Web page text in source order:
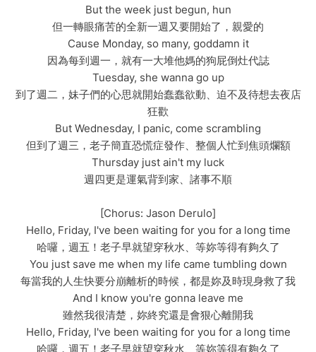
But the week just begun, hun
但一轉眼痛苦的全新一週又要開始了，親愛的
Cause Monday, so many, goddamn it
因為每到週一，就有一大堆他媽的狗屁倒灶代誌
Tuesday, she wanna go up
到了週二，妹子們的心思就開始蠢蠢欲動、迫不及待想去夜店
狂歡
But Wednesday, I panic, come scrambling
但到了週三，老子簡直恐慌症發作、整個人忙到焦頭爛額
Thursday just ain't my luck
週四更是運氣背到家、諸事不順
[Chorus: Jason Derulo]
Hello, Friday, I've been waiting for you for a long time
哈囉，週五！老子早就望穿秋水、等妳等得有夠久了
You just save me when my life came tumbling down
每當我的人生快要分崩離析的時候，都是妳及時現身救了我
And I know you're gonna leave me
雖然我很清楚，妳終究還是會狠心離開我
Hello, Friday, I've been waiting for you for a long time
哈囉，週五！老子早就望穿秋水、等妳等得有夠久了